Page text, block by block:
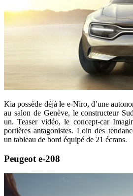
Kia possède déjà le e-Niro, d’une
au salon de Genève, le constructeur
un. Teaser vidéo, le concept-car
portières antagonistes. Loin des
un tableau de bord équipé de 21 écrans.
Peugeot e-208